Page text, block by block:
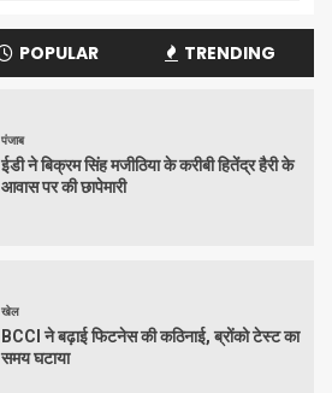
POPULAR TRENDING
पंजाब
ईडी ने बिक्रम सिंह मजीठिया के करीबी हितेंद्र हैरी के
आवास पर की छापेमारी
खेल
BCCI ने बढ़ाई फिटनेस की कठिनाई, ब्रोंको टेस्ट का
समय घटाया